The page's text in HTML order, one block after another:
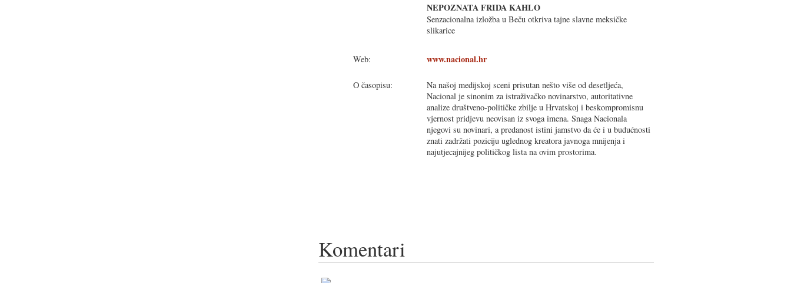
NEPOZNATA FRIDA KAHLO
Senzacionalna izložba u Beču otkriva tajne slavne meksičke
slikarice
Web: www.nacional.hr
O časopisu:
Na našoj medijskoj sceni prisutan nešto više od desetljeća,
Nacional je sinonim za istraživačko novinarstvo, autoritativne
analize društveno-političke zbilje u Hrvatskoj i beskompromisnu
vjernost pridjevu neovisan iz svoga imena. Snaga Nacionala
njegovi su novinari, a predanost istini jamstvo da će i u budućnosti
znati zadržati poziciju uglednog kreatora javnoga mnijenja i
najutjecajnijeg političkog lista na ovim prostorima.
Komentari